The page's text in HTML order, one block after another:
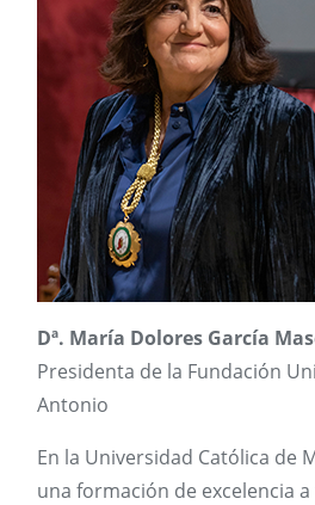
Dª. María Dolores García
Presidenta de la Fundación
Antonio
En la Universidad Católica de
una formación de excelencia